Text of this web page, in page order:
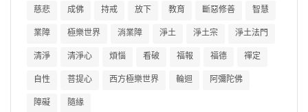
慈悲 成佛 持戒 放下 教育 斷惡修善 智慧
業障 極樂世界 消業障 淨土 淨土宗 淨土法門
清淨 清淨心 煩惱 看破 福報 福德 禪定
自性 菩提心 西方極樂世界 輪迴 阿彌陀佛
障礙 隨緣